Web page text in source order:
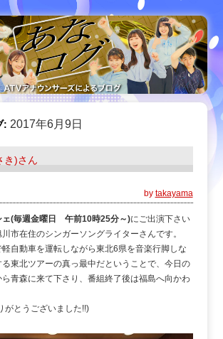
:2017年6月9日
き)さん
by takayama
ェ(毎週金曜日 午前10時25分～)にご出演下さい
市在住のシンガーソングライターさんです。
自動車を運転しながら東北6県を音楽行脚しな
東北ツアーの真っ最中だということで、今日の
青森に来て下さり、番組終了後は福島へ向かわ
がとうございました!!)